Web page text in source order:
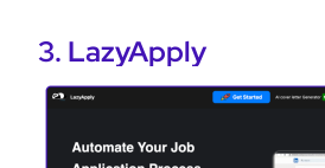
3. LazyApply